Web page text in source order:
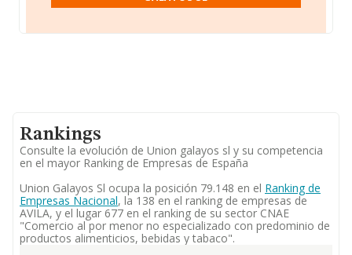
Rankings
Consulte la evolución de Union galayos sl y su competencia
en el mayor Ranking de Empresas de España
Union Galayos Sl ocupa la posición 79.148 en el Ranking de
Empresas Nacional, la 138 en el ranking de empresas de
AVILA, y el lugar 677 en el ranking de su sector CNAE
"Comercio al por menor no especializado con predominio de
productos alimenticios, bebidas y tabaco".